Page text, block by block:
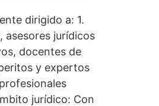
dirigido a: 1.
asesores jurídicos
docentes de
y expertos
jurídico: Con